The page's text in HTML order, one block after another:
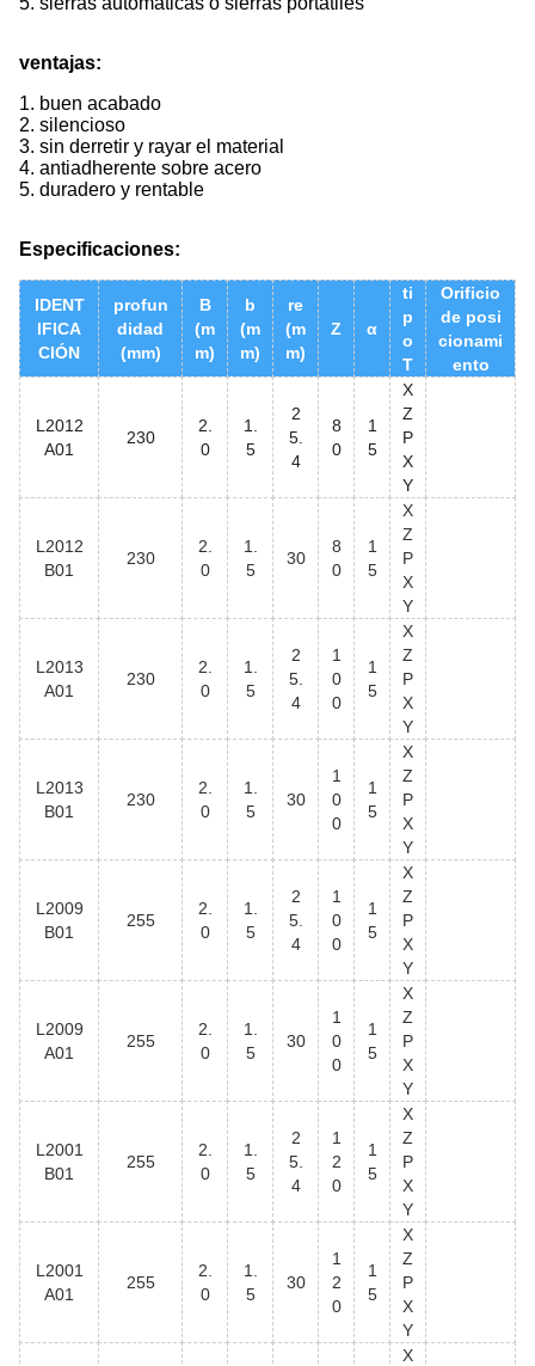
ventajas:
1. buen acabado
2. silencioso
3. sin derretir y rayar el material
4. antiadherente sobre acero
5. duradero y rentable
Especificaciones:
IDENT
IFICA
CIÓN
profun
didad
(mm)
B
(m
m)
b
(m
m)
re
(m
m)
Z α
ti
p
o
T
Orificio
de posi
cionami
ento
L2012
A01
230
2.
0
1.
5
2
5.
4
8
0
1
5
X
Z
P
X
Y
L2012
B01
230
2.
0
1.
5
30
8
0
1
5
X
Z
P
X
Y
L2013
A01
230
2.
0
1.
5
2
5.
4
1
0
0
1
5
X
Z
P
X
Y
L2013
B01
230
2.
0
1.
5
30
1
0
0
1
5
X
Z
P
X
Y
L2009
B01
255
2.
0
1.
5
2
5.
4
1
0
0
1
5
X
Z
P
X
Y
L2009
A01
255
2.
0
1.
5
30
1
0
0
1
5
X
Z
P
X
Y
L2001
B01
255
2.
0
1.
5
2
5.
4
1
2
0
1
5
X
Z
P
X
Y
L2001
A01
255
2.
0
1.
5
30
1
2
0
1
5
X
Z
P
X
Y
X